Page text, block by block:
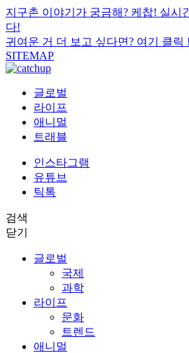
지구촌 이야기가 궁금해? 케찹! 실시
다!
귀여운 거 더 보고 싶다면? 여기 클릭 !
SITEMAP
글로벌
라이프
애니멀
트래블
인스타그램
유튜브
틱톡
검색
닫기
글로벌
국제
과학
라이프
문화
트렌드
애니멀